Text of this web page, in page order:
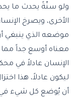
ولو سنّةً يحدث ما
الأخرى، ويصرخ
موضعه الذي ينبغي
معناه أوسع جداً
الإنسان عادلاً في
ليكون عادلاً، هذا
أن يُوضع كل شيء في